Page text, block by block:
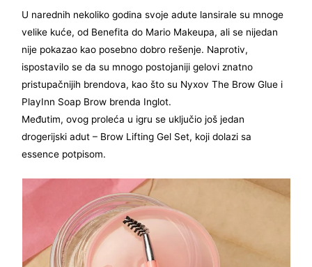
U narednih nekoliko godina svoje adute lansirale su mnoge
velike kuće, od Benefita do Mario Makeupa, ali se nijedan
nije pokazao kao posebno dobro rešenje. Naprotiv,
ispostavilo se da su mnogo postojaniji gelovi znatno
pristupačnijih brendova, kao što su Nyxov The Brow Glue i
PlayInn Soap Brow brenda Inglot.
Međutim, ovog proleća u igru se uključio još jedan
drogerijski adut – Brow Lifting Gel Set, koji dolazi sa
essence potpisom.